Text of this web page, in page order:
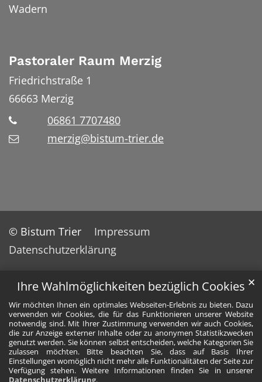
Ihre Wahlmöglichkeiten bezüglich Cookies
Wir möchten Ihnen ein optimales Webseiten-Erlebnis zu bieten. Dazu
verwenden wir Cookies, die für das Funktionieren unserer Website
notwendig sind. Mit Ihrer Zustimmung verwenden wir auch Cookies,
die zur Anzeige externer Inhalte oder zu anonymen Statistikzwecken
genutzt werden. Sie können selbst entscheiden, welche Kategorien Sie
zulassen möchten. Bitte beachten Sie, dass auf Basis Ihrer
Einstellungen womöglich nicht mehr alle Funktionalitäten der Seite zur
Verfügung stehen. Weitere Informationen finden Sie in unserer
Datenschutzerklärung.
✕
Wadern
Pastoraler Raum Merzig
Friedrichstraße 1
66663 Merzig
06861 7707480
merzig@bistum-trier.de
© Bistum Trier
Impressum
Datenschutzerklärung